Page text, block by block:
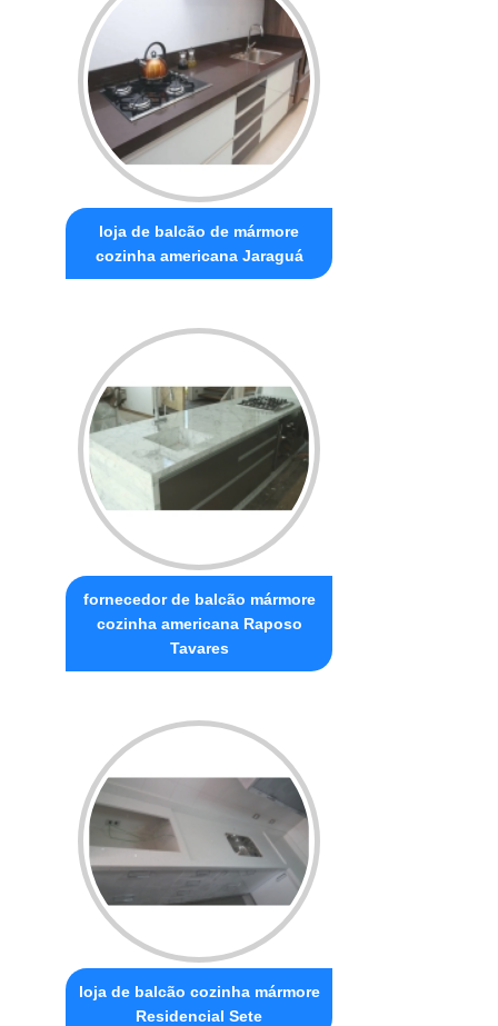
loja de balcão de mármore
cozinha americana Jaraguá
fornecedor de balcão mármore
cozinha americana Raposo
Tavares
loja de balcão cozinha mármore
Residencial Sete